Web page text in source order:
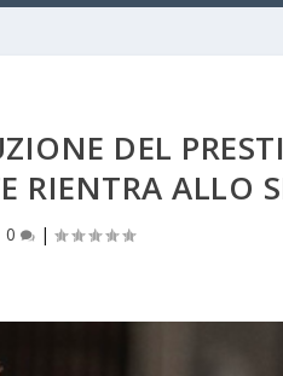
DEL
RIENTRA ALLO
0 |